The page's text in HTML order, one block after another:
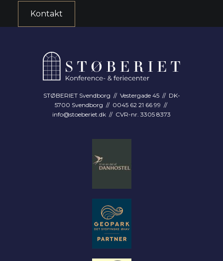
Kontakt
STØBERIET Svendborg // Vestergade 45 // DK-
5700 Svendborg // 0045 62 21 66 99 //
info@stoeberiet.dk // CVR-nr. 3305 8373